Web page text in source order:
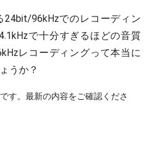
96kHzでのレコーディン
で十分すぎるほどの音質
レコーディングって本当に
うか？
す。最新の内容をご確認くださ